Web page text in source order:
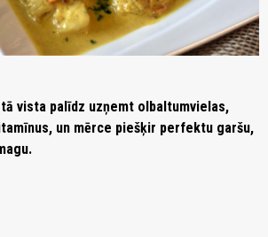
vista palīdz uzņemt olbaltumvielas,
un mērce piešķir perfektu garšu,